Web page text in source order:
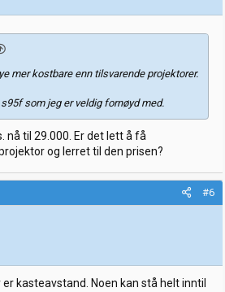
mer kostbare enn tilsvarende projektorer.
som jeg er veldig fornøyd med.
nå til 29.000. Er det lett å få
og lerret til den prisen?
#6
kasteavstand. Noen kan stå helt inntil